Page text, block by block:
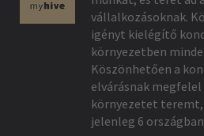
vállalkozásoknak.
igényt kielégítő
környezetben
Köszönhetően a
elvárásnak megfelel
környezetet teremt,
jelenleg 6